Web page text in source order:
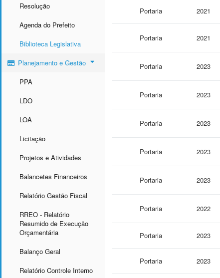
Resolução
Agenda do Prefeito
Biblioteca Legislativa
Planejamento e Gestão
PPA
LDO
LOA
Licitação
Projetos e Atividades
Balancetes Financeiros
Relatório Gestão Fiscal
RREO - Relatório
Resumido de Execução
Orçamentária
Balanço Geral
Relatório Controle Interno
Portaria 2021
Portaria 2021
Portaria 2023
Portaria 2023
Portaria 2023
Portaria 2023
Portaria 2023
Portaria 2022
Portaria 2023
Portaria 2023